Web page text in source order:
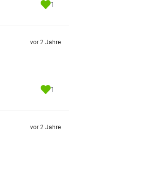
1
vor 2 Jahre
1
vor 2 Jahre